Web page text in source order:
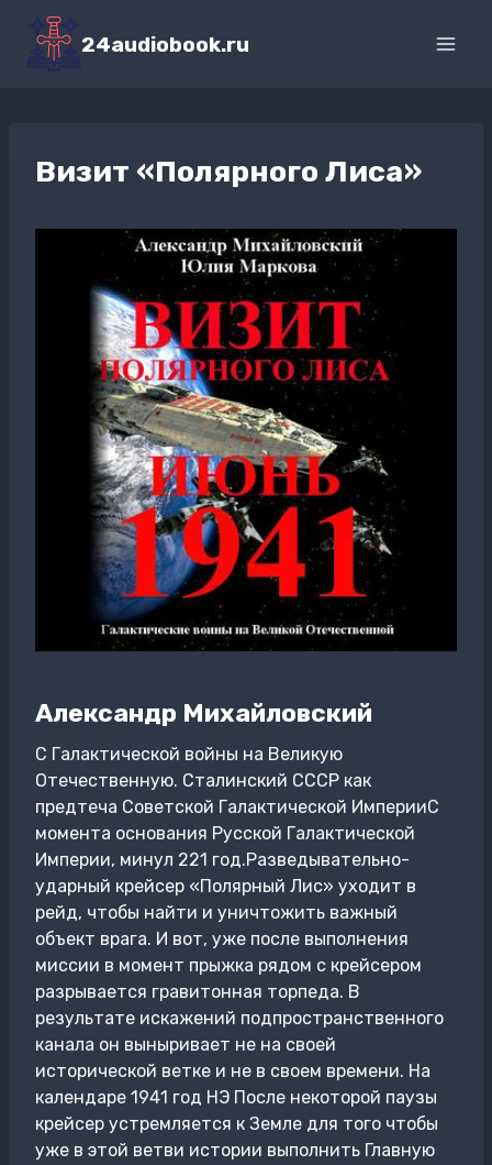
Перейти
содержимому
24audiobook.ru
Визит «Полярного Лиса»
Александр Михайловский
С Галактической войны на Великую
Отечественную. Сталинский СССР как
предтеча Советской Галактической ИмперииС
момента основания Русской Галактической
Империи, минул 221 год.Разведывательно-
ударный крейсер «Полярный Лис» уходит в
рейд, чтобы найти и уничтожить важный
объект врага. И вот, уже после выполнения
миссии в момент прыжка рядом с крейсером
разрывается гравитонная торпеда. В
результате искажений подпространственного
канала он выныривает не на своей
исторической ветке и не в своем времени. На
календаре 1941 год НЭ После некоторой паузы
крейсер устремляется к Земле для того чтобы
уже в этой ветви истории выполнить Главную